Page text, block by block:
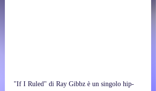
"If I Ruled" di Ray Gibbz è un singolo hip-